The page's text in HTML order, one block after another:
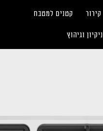
קירור קטנים למטבח
ניקיון וגיהוץ